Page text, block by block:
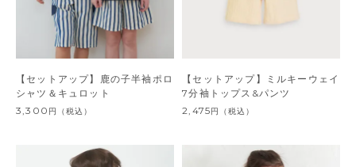
【セットアップ】鹿の子半袖ポロ
シャツ＆キュロット
3,300 円 （税込）
【セットアップ】ミルキーウェイ
7分袖トップス&パンツ
2,475円 （税込）